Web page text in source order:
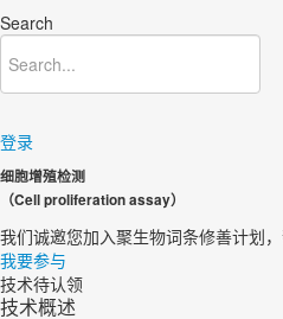
Search
登录
细胞增殖检测
（Cell proliferation assay）
我们诚邀您加入聚生物词条修善计划
我要参与
技术待认领
技术概述